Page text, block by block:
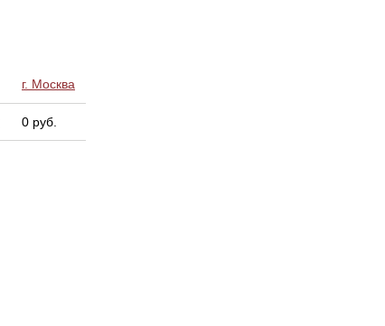
г. Москва
0 руб.